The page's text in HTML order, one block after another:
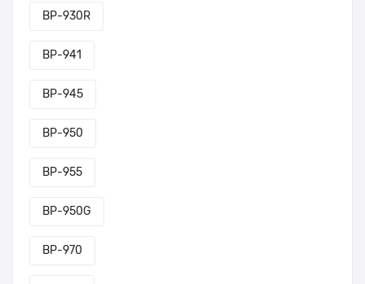
BP-930R
BP-941
BP-945
BP-950
BP-955
BP-950G
BP-970